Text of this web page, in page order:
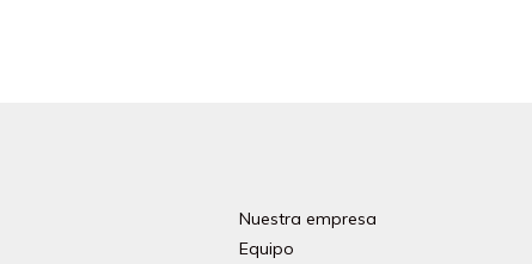
Nuestra empresa
Equipo